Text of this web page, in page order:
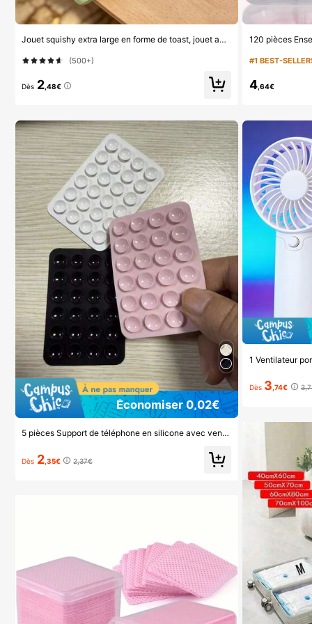
Jouet squishy extra large en forme de toast, jouet anti-stress super doux en beurre de toast, disponible en rose, jaune, blanc et vert, jouet squishy anti-stress -- parfait pour les cadeaux d'anniversaire et de fête, petits cadeaux surprises quotidiens, kawaii, booste l'humeur
(500+)
Dès 2,48€
Économiser 0,02€
5 pièces Support de téléphone en silicone avec ventouse, support de téléphone à ventouse, support de téléphone adhésif, support de téléphone adhésif (Avant utilisation, veuillez nettoyer soigneusement la surface pour vous assurer qu'elle est propre et plate. Attendez 30 minutes après l'application avant de l'utiliser), indispensable
Dès 2,35€ 2,37€
#1 BEST-
4 ,64€
Dès 3 ,74€